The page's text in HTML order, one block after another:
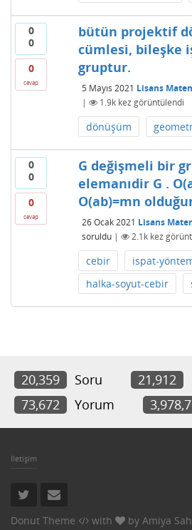
0
0
0
cevap
bütün projektif
cümlesi, bileşke
gruptur.
5 Mayıs 2021 Lisans
|
1.9kkez görüntülendi
dönüşüm
0
0
0
cevap
G değişmeli bir
elemanıdir G .
O(ab)=mn
26 Ocak 2021 Lisans
soruldu | 2.1kkez
cebir
ispat-
halka-soyut-cebir
20,359 Soru 21,912
73,672
Yorum
İletişim
Donut Theme with by Amiya